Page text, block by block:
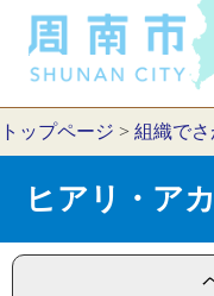
トップページ > 組織でさ
ヒアリ・ア